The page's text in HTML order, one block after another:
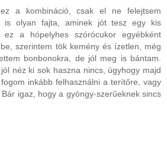
a kombináció, csak el ne felejtsem
is olyan fajta, aminek jót tesz egy kis
ez a hópelyhes szórócukor egyébként
szerintem tök kemény és ízetlen, még
bonbonokra, de jól meg is bántam.
néz ki sok haszna nincs, úgyhogy majd
inkább felhasználni a terítőre, vagy
igaz, hogy a gyöngy-szerűeknek sincs